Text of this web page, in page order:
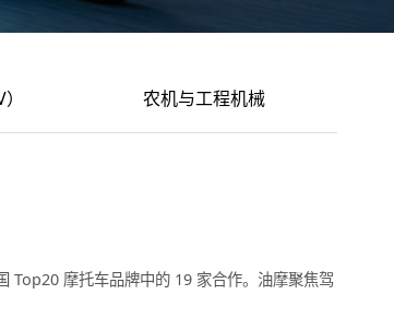
农机与工程机械
Top20 摩托车品牌中的 19 家合作。油摩聚焦驾